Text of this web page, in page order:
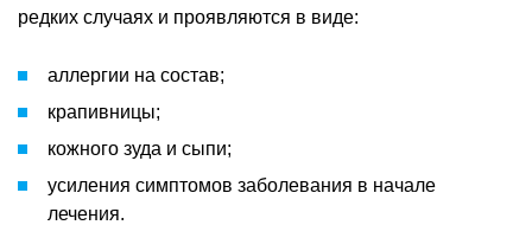
редких случаях и проявляются в виде:
аллергии на состав;
крапивницы;
кожного зуда и сыпи;
усиления симптомов заболевания в начале
лечения.